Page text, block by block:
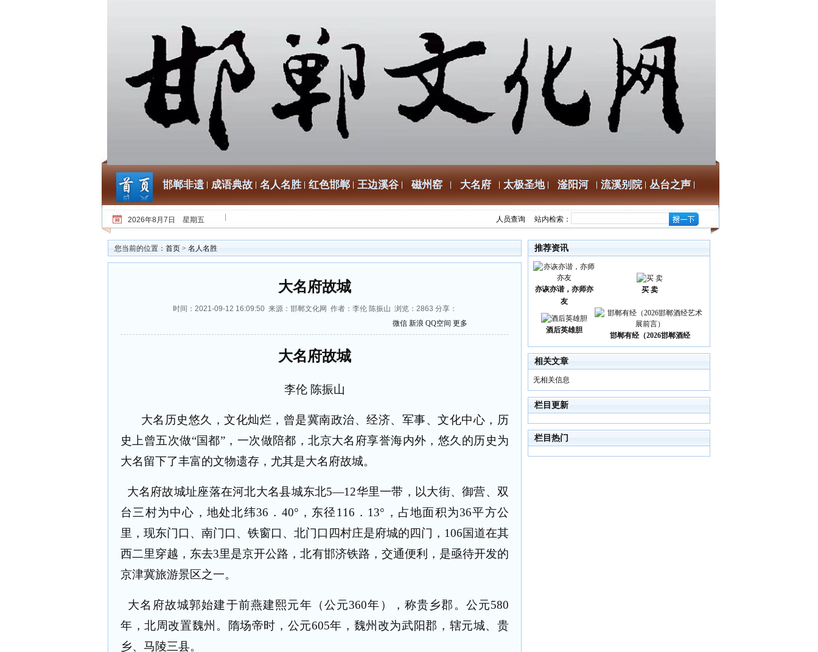
邯郸非遗 成语典故 名人名胜 红色邯郸 王边溪谷 磁州窑 大名府 太极圣地 滏阳河 流溪别院 丛台之声
2026年8月7日 星期五 人员查询 站内检索：
您当前的位置： 首页 > 名人名胜
大名府故城
时间：2021-09-12 16:09:50 来源：邯郸文化网 作者：李伦 陈振山 浏览： 2863 分享：
微信 新浪 QQ空间 更多
大名府故城
李伦 陈振山
大名历史悠久，文化灿烂，曾是冀南政治、经济、军事、文化中心，历
史上曾五次做“国都”，一次做陪都，北京大名府享誉海内外，悠久的历史为
大名留下了丰富的文物遗存，尤其是大名府故城。
大名府故城址座落在河北大名县城东北5—12华里一带，以大街、御营、双
台三村为中心，地处北纬36 ． 40°，东径116 ． 1 3°，占地面积为36平方公
里，现东门口、南门口、铁窗口、北门口四村庄是府城的四门， 106国道在其
西二里穿越，东去3里是京开公路，北有邯济铁路，交通便利，是亟待开发的
京津冀旅游景区之一。
大名府故城郭始建于前燕建熙元年（公元360年），称贵乡郡。公元580
年，北周改置魏州。隋场帝时，公元605年，魏州改为武阳郡，辖元城、贵
乡、马陵三县。
推荐资讯
亦诙亦谐，亦师亦
友
买 卖
酒后英雄胆
邯郸有经（2026邯郸酒经
相关文章
无相关信息
栏目更新
栏目热门